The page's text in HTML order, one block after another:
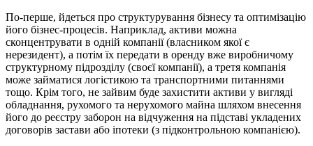
По-перше, йдеться про структурування бізнесу та оптимізацію
його бізнес-процесів. Наприклад, активи можна
сконцентрувати в одній компанії (власником якої є
нерезидент), а потім їх передати в оренду вже виробничому
структурному підрозділу (своєї компанії), а третя компанія
може займатися логістикою та транспортними питаннями
тощо. Крім того, не зайвим буде захистити активи у вигляді
обладнання, рухомого та нерухомого майна шляхом внесення
його до реєстру заборон на відчуження на підставі укладених
договорів застави або іпотеки (з підконтрольною компанією).